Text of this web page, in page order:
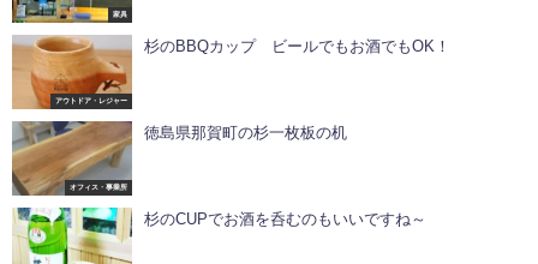
家具
アウトドア・レジャー
杉のBBQカップ ビールでもお酒でもOK！
オフィス・事業所
徳島県那賀町の杉一枚板の机
杉のCUPでお酒を呑むのもいいですね～